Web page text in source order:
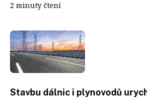
2 minuty čtení
Stavbu dálnic i plynovodů